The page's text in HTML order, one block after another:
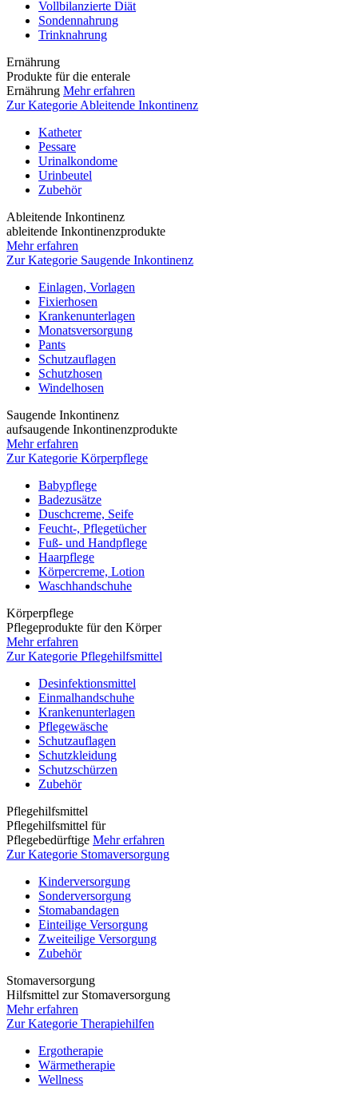
Vollbilanzierte Diät
Sondennahrung
Trinknahrung
Ernährung
Produkte für die enterale
Ernährung Mehr erfahren
Zur Kategorie Ableitende Inkontinenz
Katheter
Pessare
Urinalkondome
Urinbeutel
Zubehör
Ableitende Inkontinenz
ableitende Inkontinenzprodukte
Mehr erfahren
Zur Kategorie Saugende Inkontinenz
Einlagen, Vorlagen
Fixierhosen
Krankenunterlagen
Monatsversorgung
Pants
Schutzauflagen
Schutzhosen
Windelhosen
Saugende Inkontinenz
aufsaugende Inkontinenzprodukte
Mehr erfahren
Zur Kategorie Körperpflege
Babypflege
Badezusätze
Duschcreme, Seife
Feucht-, Pflegetücher
Fuß- und Handpflege
Haarpflege
Körpercreme, Lotion
Waschhandschuhe
Körperpflege
Pflegeprodukte für den Körper
Mehr erfahren
Zur Kategorie Pflegehilfsmittel
Desinfektionsmittel
Einmalhandschuhe
Krankenunterlagen
Pflegewäsche
Schutzauflagen
Schutzkleidung
Schutzschürzen
Zubehör
Pflegehilfsmittel
Pflegehilfsmittel für
Pflegebedürftige Mehr erfahren
Zur Kategorie Stomaversorgung
Kinderversorgung
Sonderversorgung
Stomabandagen
Einteilige Versorgung
Zweiteilige Versorgung
Zubehör
Stomaversorgung
Hilfsmittel zur Stomaversorgung
Mehr erfahren
Zur Kategorie Therapiehilfen
Ergotherapie
Wärmetherapie
Wellness